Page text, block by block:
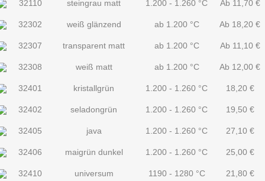
32110 steingrau matt 1.200 - 1.260 °C Ab 11,70 €
32302 weiß glänzend ab 1.200 °C Ab 18,20 €
32307 transparent matt ab 1.200 °C Ab 11,10 €
32308 weiß matt ab 1.200 °C Ab 12,00 €
32401 kristallgrün 1.200 - 1.260 °C 18,20 €
32402 seladongrün 1.200 - 1.260 °C 19,50 €
32405 java 1.200 - 1.260 °C 27,10 €
32406 maigrün dunkel 1.200 - 1.260 °C 25,00 €
32410 universum 1190 - 1280 °C 21,80 €